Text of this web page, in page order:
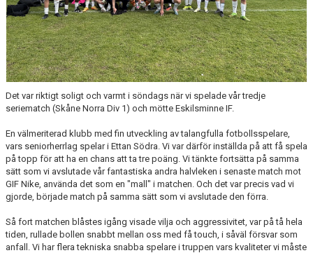
Det var riktigt soligt och varmt i söndags när vi spelade vår tredje
seriematch (Skåne Norra Div 1) och mötte Eskilsminne IF.
En välmeriterad klubb med fin utveckling av talangfulla fotbollsspelare,
vars seniorherrlag spelar i Ettan Södra. Vi var därför inställda på att få spela
på topp för att ha en chans att ta tre poäng. Vi tänkte fortsätta på samma
sätt som vi avslutade vår fantastiska andra halvleken i senaste match mot
GIF Nike, använda det som en "mall" i matchen. Och det var precis vad vi
gjorde, började match på samma sätt som vi avslutade den förra.
Så fort matchen blåstes igång visade vilja och aggressivitet, var på tå hela
tiden, rullade bollen snabbt mellan oss med få touch, i såväl försvar som
anfall. Vi har flera tekniska snabba spelare i truppen vars kvaliteter vi måste